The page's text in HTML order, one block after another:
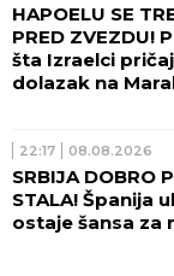
HAPOELU SE
PRED ZVEZDU!
šta Izraelci
dolazak na
22:17 08.08.2026
SRBIJA DOBRO
STALA! Španija
ostaje šansa za